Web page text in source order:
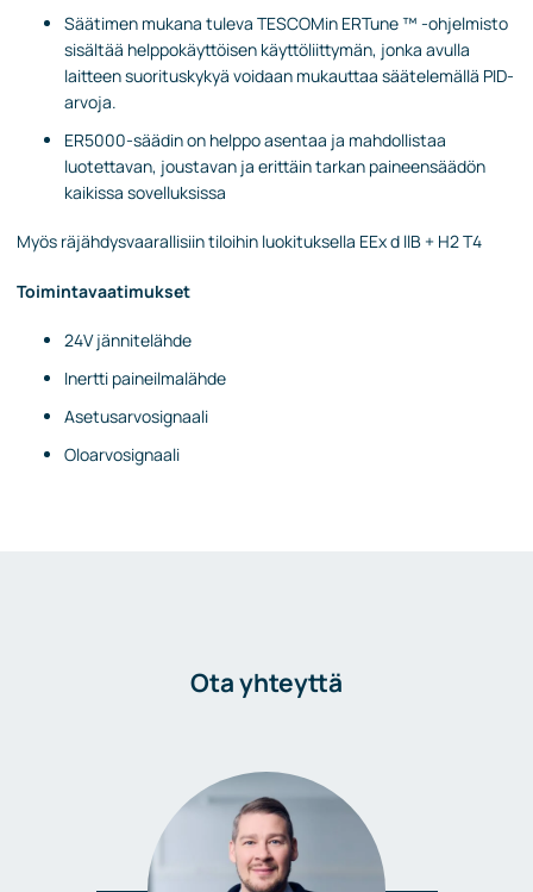
Säätimen mukana tuleva TESCOMin ERTune ™ -ohjelmisto
sisältää helppokäyttöisen käyttöliittymän, jonka avulla
laitteen suorituskykyä voidaan mukauttaa säätelemällä PID-
arvoja.
ER5000-säädin on helppo asentaa ja mahdollistaa
luotettavan, joustavan ja erittäin tarkan paineensäädön
kaikissa sovelluksissa
Myös räjähdysvaarallisiin tiloihin luokituksella EEx d llB + H2 T4​
Toimintavaatimukset
24V jännitelähde
Inertti paineilmalähde
Asetusarvosignaali
Oloarvosignaali
Ota yhteyttä